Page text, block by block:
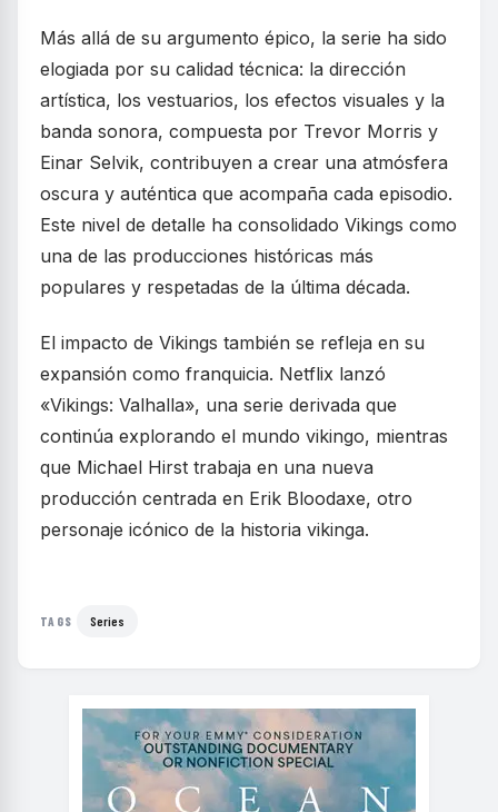
Más allá de su argumento épico, la serie ha sido
elogiada por su calidad técnica: la dirección
artística, los vestuarios, los efectos visuales y la
banda sonora, compuesta por Trevor Morris y
Einar Selvik, contribuyen a crear una atmósfera
oscura y auténtica que acompaña cada episodio.
Este nivel de detalle ha consolidado Vikings como
una de las producciones históricas más
populares y respetadas de la última década.
El impacto de Vikings también se refleja en su
expansión como franquicia. Netflix lanzó
«Vikings: Valhalla», una serie derivada que
continúa explorando el mundo vikingo, mientras
que Michael Hirst trabaja en una nueva
producción centrada en Erik Bloodaxe, otro
personaje icónico de la historia vikinga.
TAGS Series